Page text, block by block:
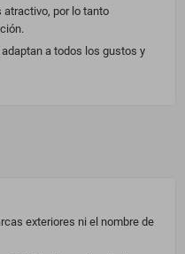
por lo tanto
a todos los gustos y
exteriores ni el nombre de